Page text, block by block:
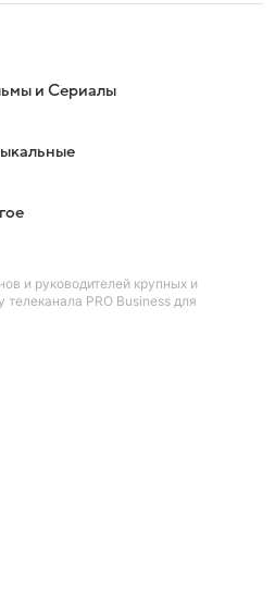
и Сериалы
и руководителей крупных и
PRO Business для